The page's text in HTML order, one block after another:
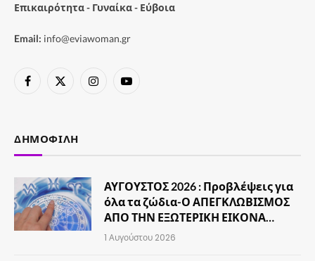
Επικαιρότητα - Γυναίκα - Εύβοια
Email: info@eviawoman.gr
Facebook
X
InstagramYouTube
ΔΗΜΟΦΙΛΉ
ΑΥΓΟΥΣΤΟΣ 2026 : Προβλέψεις για
όλα τα ζώδια-Ο ΑΠΕΓΚΛΩΒΙΣΜΟΣ
ΑΠΟ ΤΗΝ ΕΞΩΤΕΡΙΚΗ ΕΙΚΟΝΑ…
1 Αυγούστου 2026